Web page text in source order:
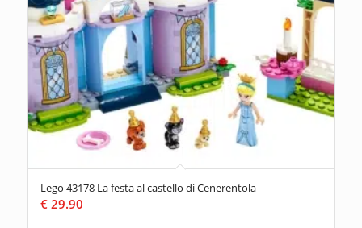
Lego 43178 La festa al castello di Cenerentola
€29.90